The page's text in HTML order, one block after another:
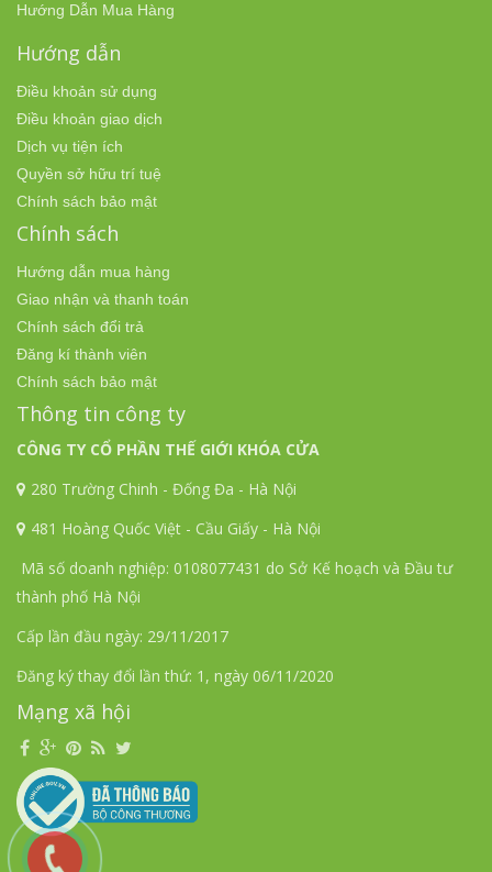
Hướng Dẫn Mua Hàng
Hướng dẫn
Điều khoản sử dụng
Điều khoản giao dịch
Dịch vụ tiện ích
Quyền sở hữu trí tuệ
Chính sách bảo mật
Chính sách
Hướng dẫn mua hàng
Giao nhận và thanh toán
Chính sách đổi trả
Đăng kí thành viên
Chính sách bảo mật
Thông tin công ty
CÔNG TY CỔ PHẦN THẾ GIỚI KHÓA CỬA
280 Trường Chinh - Đống Đa - Hà Nội
481 Hoàng Quốc Việt - Cầu Giấy - Hà Nội
Mã số doanh nghiệp: 0108077431 do Sở Kế hoạch và Đầu tư
thành phố Hà Nội
Cấp lần đầu ngày: 29/11/2017
Đăng ký thay đổi lần thứ: 1, ngày 06/11/2020
Mạng xã hội